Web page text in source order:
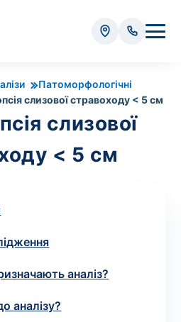
Патоморфологічні
слизової стравоходу < 5 см
слизової
< 5 см
аналіз?
аналізу?
(залежно від виду аналізу):
- 50 грн
(крім крові) - від
становлять мазки та